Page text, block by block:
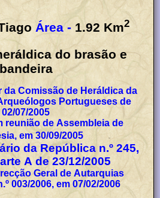
Área - 1.92 Km2
bandeira
da Comissão de Heráldica da
Portugueses de
02/07/2005
reunião de Assembleia de
em 30/09/2005
da República n.º 245,
A de 23/12/2005
Geral de Autarquias
003/2006, em 07/02/2006